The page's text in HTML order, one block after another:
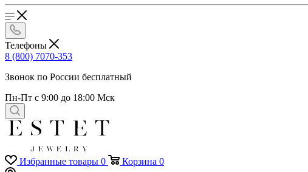
Телефоны
8 (800) 7070-353
Звонок по России бесплатный
Пн-Пт с 9:00 до 18:00 Мск
Избранные товары 0 Корзина 0